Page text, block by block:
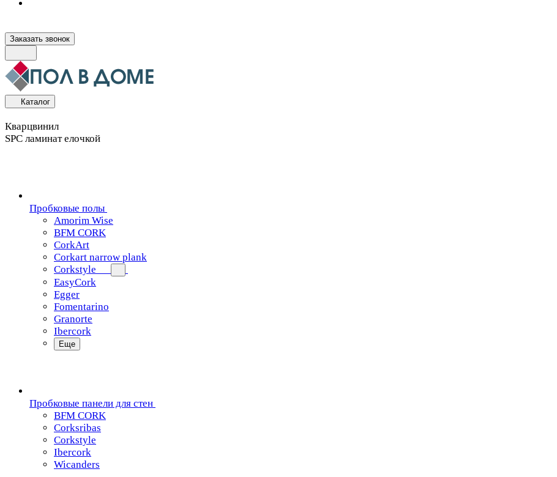
Заказать звонок
Каталог
Кварцвинил
SPC ламинат елочкой
Пробковые полы
Amorim Wise
BFM CORK
CorkArt
Corkart narrow plank
Corkstyle
EasyCork
Egger
Fomentarino
Granorte
Ibercork
Еще
Пробковые панели для стен
BFM CORK
Corksribas
Corkstyle
Ibercork
Wicanders